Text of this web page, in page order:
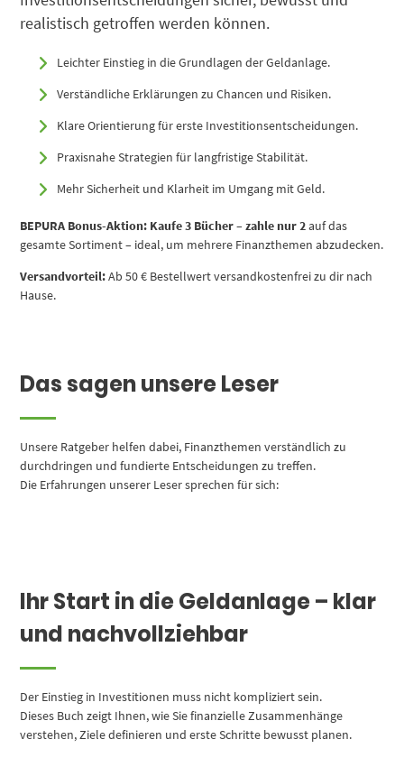
realistisch getroffen werden können.
Leichter Einstieg in die Grundlagen der Geldanlage.
Verständliche Erklärungen zu Chancen und Risiken.
Klare Orientierung für erste Investitionsentscheidungen.
Praxisnahe Strategien für langfristige Stabilität.
Mehr Sicherheit und Klarheit im Umgang mit Geld.
BEPURA Bonus-Aktion: Kaufe 3 Bücher – zahle nur 2auf das
gesamte Sortiment – ideal, um mehrere Finanzthemen abzudecken.
Versandvorteil:Ab 50 € Bestellwert versandkostenfrei zu dir nach
Hause.
Das sagen unsere Leser
Unsere Ratgeber helfen dabei, Finanzthemen verständlich zu
durchdringen und fundierte Entscheidungen zu treffen.
Die Erfahrungen unserer Leser sprechen für sich:
Ihr Start in die Geldanlage – klar
und nachvollziehbar
Der Einstieg in Investitionen muss nicht kompliziert sein.
Dieses Buch zeigt Ihnen, wie Sie finanzielle Zusammenhänge
verstehen, Ziele definieren und erste Schritte bewusst planen.